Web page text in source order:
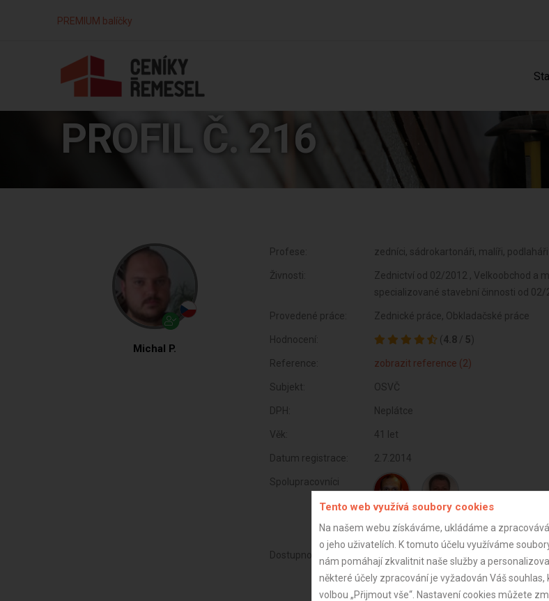
PREMIUM balíčky
PROFIL Č. 216
Michal P.
Profese: zedníci, sádrokartonáři, malíři, podlaháři
Živnosti:
Zednictví od 02/2012 , Velkoobchod a
specializované stavební činnosti od 02/
Provedené práce: Zednické práce, Obkladačské práce
Hodnocení: ( 4.8 / 5)
Reference: zobrazit reference (2)
Subjekt: OSVČ
DPH: Neplátce
Věk: 41 let
Datum registrace: 2.7.2014
Spolupracovníci
Dostupnost:
Tento web využívá soubory cookies
Na našem webu získáváme, ukládáme a
o jeho uživatelích. K tomuto účelu využíváme
nám pomáhají zkvalitnit naše služby a
některé účely zpracování je vyžadován Váš souhlas,
volbou „Přijmout vše“. Nastavení cookies můžete